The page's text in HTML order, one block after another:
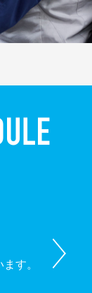
す。 自転